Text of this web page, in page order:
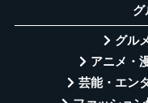
グ
グル
アニメ・
芸能・エン